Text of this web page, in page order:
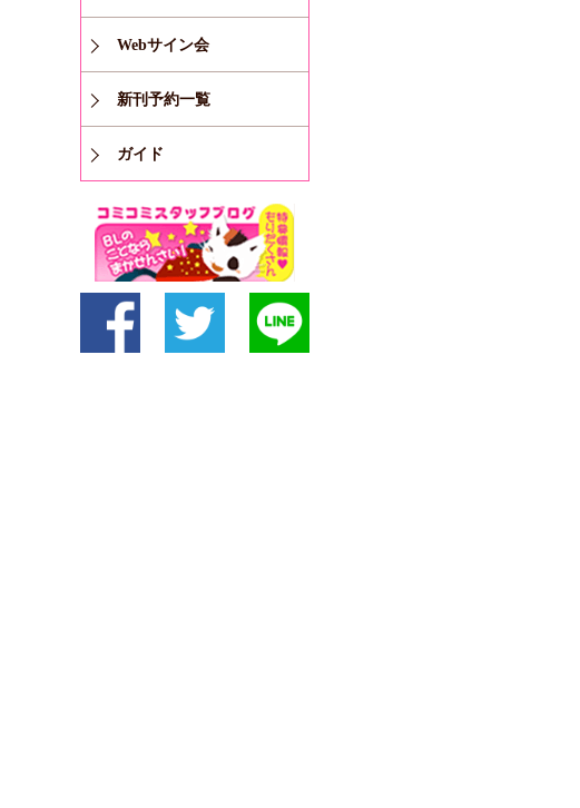
Webサイン会
新刊予約一覧
ガイド